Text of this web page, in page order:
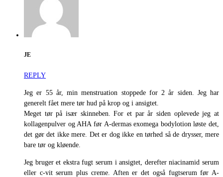
JE
REPLY
Jeg er 55 år, min menstruation stoppede for 2 år siden. Jeg har
generelt fået mere tør hud på krop og i ansigtet.
Meget tør på især skinneben. For et par år siden oplevede jeg at
kollagenpulver og AHA før A-dermas exomega bodylotion løste det,
det gør det ikke mere. Det er dog ikke en tørhed så de drysser, mere
bare tør og kløende.
Jeg bruger et ekstra fugt serum i ansigtet, derefter niacinamid serum
eller c-vit serum plus creme. Aften er det også fugtserum før A-